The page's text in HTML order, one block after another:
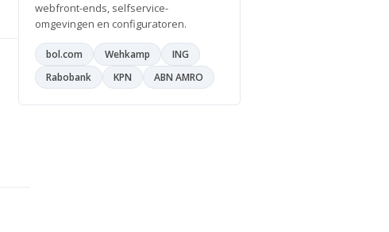
webfront-ends, selfservice-
omgevingen en configuratoren.
bol.com Wehkamp
ING
Rabobank
KPN ABN AMRO